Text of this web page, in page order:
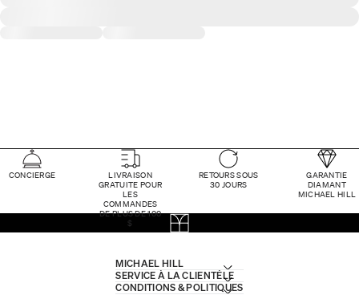
CONCIERGE
LIVRAISON
GRATUITE POUR
LES
COMMANDES
DE PLUS DE 100
$
RETOURS SOUS
30 JOURS
GARANTIE
DIAMANT
MICHAEL HILL
MICHAEL HILL
SERVICE À LA CLIENTÈLE
CONDITIONS & POLITIQUES